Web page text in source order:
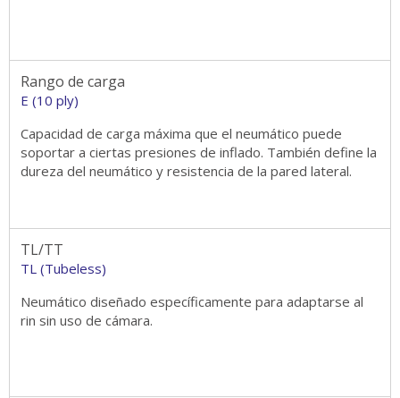
Rango de carga
E (10 ply)
Capacidad de carga máxima que el neumático puede
soportar a ciertas presiones de inflado. También define la
dureza del neumático y resistencia de la pared lateral.
TL/TT
TL (Tubeless)
Neumático diseñado específicamente para adaptarse al
rin sin uso de cámara.